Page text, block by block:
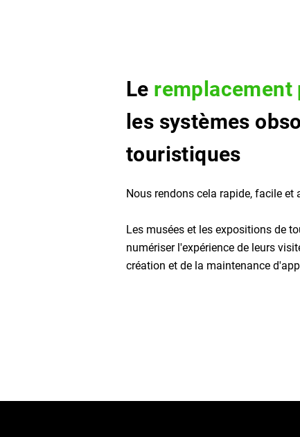
Le remplacement
les systèmes
touristiques
Nous rendons cela rapide, facile et
Les musées et les expositions de
numériser l'expérience de leurs
création et de la maintenance